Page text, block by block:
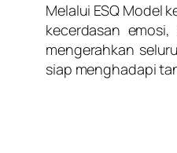
Melalui ESQ Model
kecerdasan
mengerahkan
siap menghadapi